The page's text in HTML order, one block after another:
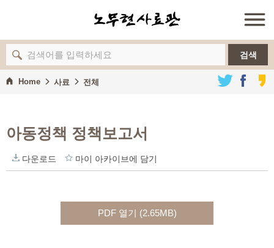
검색
Home 사료 전체
아동정책 정책보고서
다운로드 마이 아카이브에 담기
PDF 열기 (2.65MB)